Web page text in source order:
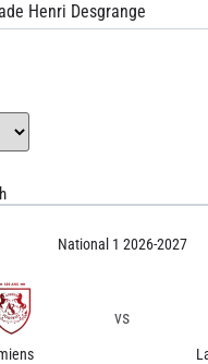
Henri Desgrange
National 1 2026-2027
vs